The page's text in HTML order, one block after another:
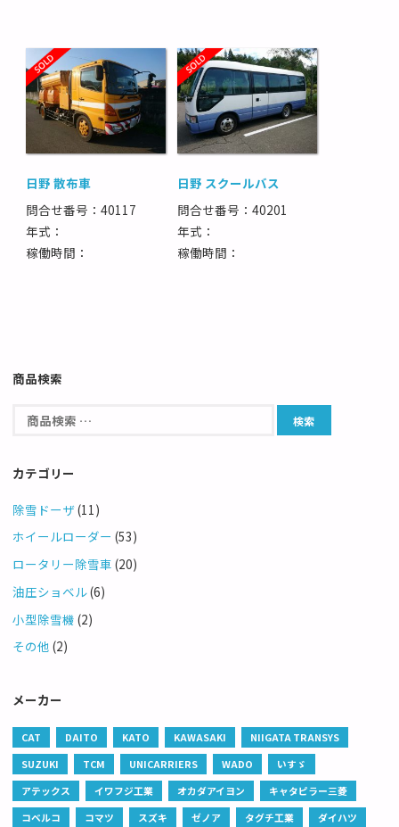
日野 散布車
問合せ番号：40117
年式：
稼働時間：
日野 スクールバス
問合せ番号：40201
年式：
稼働時間：
商品検索
カテゴリー
除雪ドーザ(11)
ホイールローダー (53)
ロータリー除雪車 (20)
油圧ショベル(6)
小型除雪機 (2)
その他 (2)
メーカー
CAT DAITO KATO KAWASAKI
NIIGATA TRANSYS
SUZUKI
TCM UNICARRIERS WADO
いすゞ
アテックス
イワフジ工業 オカダアイヨン
キャタピラー三菱
コベルコ
コマツ スズキ ゼノア タグチ工業
ダイハツ